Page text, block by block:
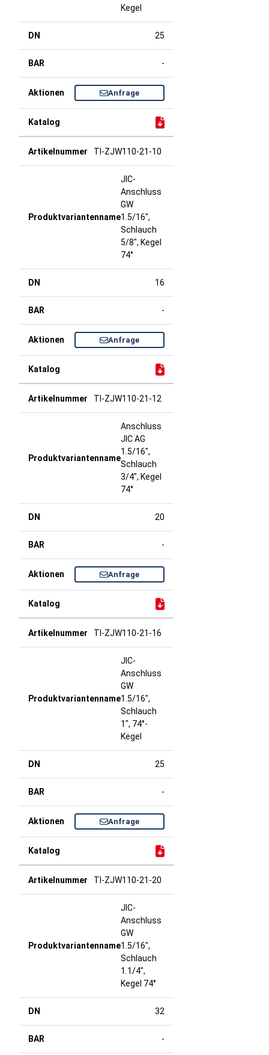
Kegel
25
-
Anfrage
TI-ZJW110-21-10
JIC-
Anschluss
GW
1.5/16",
Schlauch
5/8", Kegel
74°
16
-
Anfrage
TI-ZJW110-21-12
Anschluss
JIC AG
1.5/16",
Schlauch
3/4", Kegel
74°
20
-
Anfrage
TI-ZJW110-21-16
JIC-
Anschluss
GW
1.5/16",
Schlauch
1", 74°-
Kegel
25
-
Anfrage
TI-ZJW110-21-20
JIC-
Anschluss
GW
1.5/16",
Schlauch
1.1/4",
Kegel 74°
32
-